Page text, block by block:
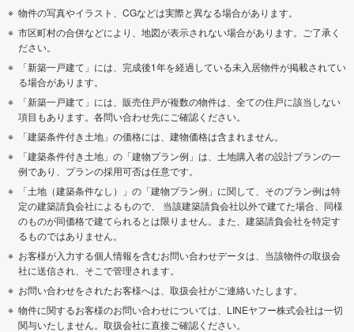
物件の写真やイラスト、CGなどは実際と異なる場合があります。
市区町村の合併などにより、地図が表示されない場合があります。ご了承く
ださい。
「新築一戸建て」には、完成後1年を経過している未入居物件が掲載されてい
る場合があります。
「新築一戸建て」には、販売住戸が複数の物件は、全ての住戸に該当しない
項目もあります。各問い合わせ先にご確認ください。
「建築条件付き土地」の価格には、建物価格は含まれません。
「建築条件付き土地」の「建物プラン例」は、土地購入者の設計プランの一
例であり、プランの採用可否は任意です。
「土地（建築条件なし）」の「建物プラン例」に関して、そのプラン例は特
定の建築請負会社によるもので、 当該建築請負会社以外で建てた場合、同様
のものが同価格で建てられるとは限りません。また、建築請負会社を特定す
るものではありません。
お客様が入力する個人情報を含むお問い合わせデータは、当該物件の取扱会
社に送信され、そこで管理されます。
お問い合わせをされたお客様へは、取扱会社がご連絡いたします。
物件に関するお客様のお問い合わせについては、LINEヤフー株式会社は一切
関与いたしません。取扱会社に直接ご確認ください。